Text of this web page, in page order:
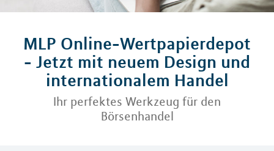
MLP Online-Wertpapierdepot
- Jetzt mit neuem Design und
internationalem Handel
Ihr perfektes Werkzeug für den
Börsenhandel